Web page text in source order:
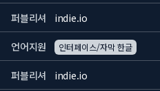
퍼블리셔 indie.io
언어지원 인터페이스/자막 한글
퍼블리셔 indie.io